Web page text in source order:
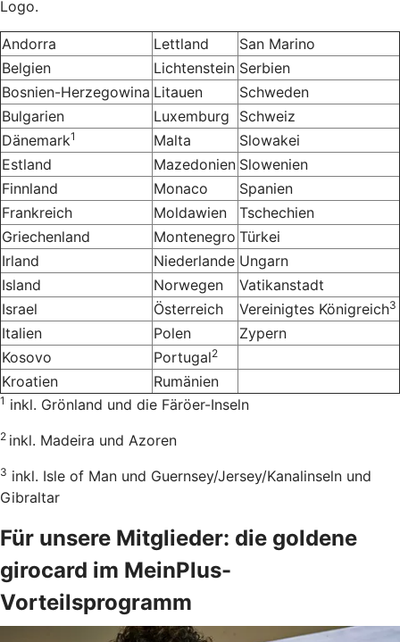
Logo.
Andorra Lettland
San Marino
Belgien
Lichtenstein Serbien
Bosnien-Herzegowina Litauen
Schweden
Bulgarien
Luxemburg
Schweiz
Dänemark1 Malta
Slowakei
Estland
Mazedonien Slowenien
Finnland
Monaco
Spanien
Frankreich
Moldawien
Tschechien
Griechenland
Montenegro Türkei
Irland
Niederlande Ungarn
Island
Norwegen
Vatikanstadt
Israel
Österreich Vereinigtes Königreich3
Italien Polen
Zypern
Kosovo
Portugal2
Kroatien Rumänien
1 inkl. Grönland und die Färöer-Inseln
2 inkl. Madeira und Azoren
3 inkl. Isle of Man und Guernsey/Jersey/Kanalinseln und
Gibraltar
Für unsere Mitglieder: die goldene
girocard im MeinPlus-
Vorteilsprogramm